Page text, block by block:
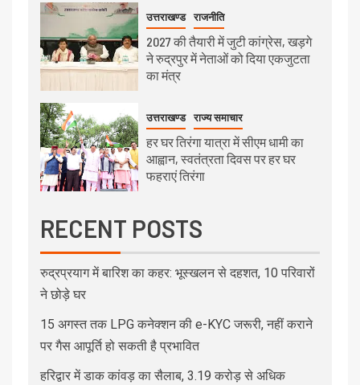
उत्तराखण्ड राजनीति
2027 की तैयारी में जुटी कांग्रेस, खड़गे
ने रुद्रपुर में नेताओं को दिया एकजुटता
का मंत्र
उत्तराखण्ड राज्य समाचार
हर घर तिरंगा यात्रा में सीएम धामी का
आह्वान, स्वतंत्रता दिवस पर हर घर
फहराएं तिरंगा
RECENT POSTS
रुद्रप्रयाग में बारिश का कहर: भूस्खलन से दहशत, 10 परिवारों
ने छोड़े घर
15 अगस्त तक LPG कनेक्शन की e-KYC जरूरी, नहीं कराने
पर गैस आपूर्ति हो सकती है प्रभावित
हरिद्वार में डाक कांवड़ का सैलाब, 3.19 करोड़ से अधिक